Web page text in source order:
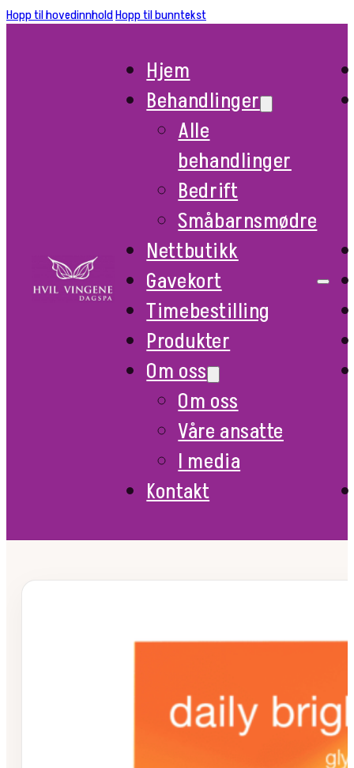
Hopp til hovedinnholdHopp til bunntekst
Hjem
Behandlinger
Alle
behandlinger
Bedrift
Småbarnsmødre
Nettbutikk
Gavekort
Timebestilling
Produkter
Om oss
Om oss
Våre ansatte
I media
Kontakt